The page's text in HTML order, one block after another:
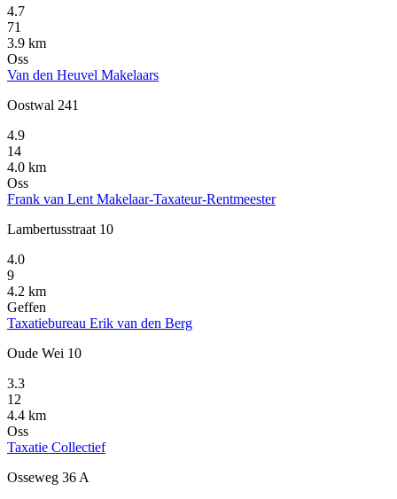
4.7
71
3.9 km
Oss
Van den Heuvel Makelaars
Oostwal 241
4.9
14
4.0 km
Oss
Frank van Lent Makelaar-Taxateur-Rentmeester
Lambertusstraat 10
4.0
9
4.2 km
Geffen
Taxatiebureau Erik van den Berg
Oude Wei 10
3.3
12
4.4 km
Oss
Taxatie Collectief
Osseweg 36 A